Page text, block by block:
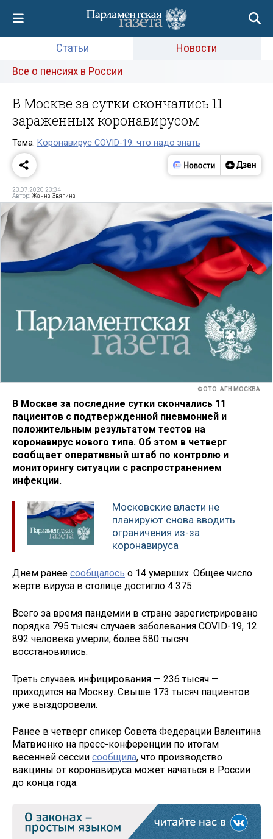
Статьи
Новости
Все о пенсиях в России
В Москве за сутки скончались 11
зараженных коронавирусом
Тема: Коронавирус COVID-19: что надо знать
23.07.2020 23:34
Автор:Жанна Звягина
ФОТО: АГН МОСКВА
В Москве за последние сутки скончались 11
пациентов с подтвержденной пневмонией и
положительным результатом тестов на
коронавирус нового типа. Об этом в четверг
сообщает оперативный штаб по контролю и
мониторингу ситуации с распространением
инфекции.
Московские власти не
планируют снова вводить
ограничения из-за
коронавируса
Днем ранее сообщалось о 14 умерших. Общее число
жертв вируса в столице достигло 4 375.
Всего за время пандемии в стране зарегистрировано
порядка 795 тысяч случаев заболевания COVID-19, 12
892 человека умерли, более 580 тысяч
восстановились.
Треть случаев инфицирования — 236 тысяч —
приходится на Москву. Свыше 173 тысяч пациентов
уже выздоровели.
Ранее в четверг спикер Совета Федерации Валентина
Матвиенко на пресс-конференции по итогам
весенней сессии сообщила, что производство
вакцины от коронавируса может начаться в России
до конца года.